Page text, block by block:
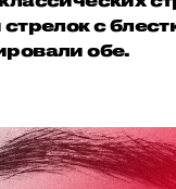
с
обе.